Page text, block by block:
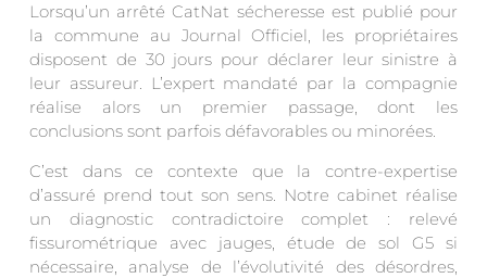
Lorsqu’un arrêté CatNat sécheresse est publié pour
la commune au Journal Officiel, les propriétaires
disposent de 30 jours pour déclarer leur sinistre à
leur assureur. L’expert mandaté par la compagnie
réalise alors un premier passage, dont les
conclusions sont parfois défavorables ou minorées.
C’est dans ce contexte que la contre-expertise
d’assuré prend tout son sens. Notre cabinet réalise
un diagnostic contradictoire complet : relevé
fissurométrique avec jauges, étude de sol G5 si
nécessaire, analyse de l’évolutivité des désordres,